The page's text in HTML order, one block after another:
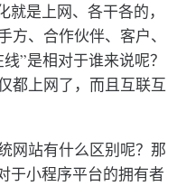
就是上网、各干各的，
、合作伙伴、客户、
”是相对于谁来说呢？
都上网了，而且互联互
网站有什么区别呢？那
于小程序平台的拥有者